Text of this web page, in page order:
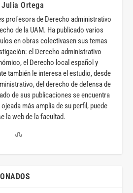
Julia Ortega
profesora de Derecho administrativo
de la UAM. Ha publicado varios
en obras colectivasen sus temas
el Derecho administrativo
el Derecho local español y
también le interesa el estudio, desde
del derecho de defensa de
de sus publicaciones se encuentra
más amplia de su perfil, puede
la web de la facultad.